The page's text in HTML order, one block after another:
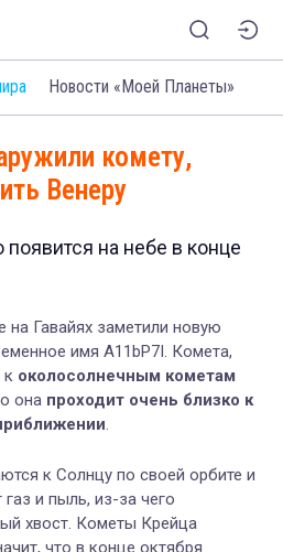
Новости «Моей Планеты»
комету,
Венеру
на небе в конце
на Гавайях заметили новую
имя A11bP7I. Комета,
к околосолнечным кометам
она проходит очень близко к
.
к Солнцу по своей орбите и
и пыль, из-за чего
хвост. Кометы Крейца
что в конце октября